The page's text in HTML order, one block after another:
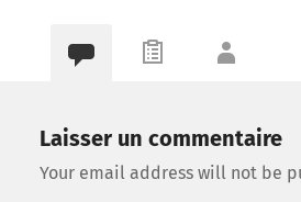
Laisser un commentaire
Your email address will not be